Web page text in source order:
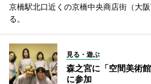
京橋駅北口近くの京橋中央商店街（大
る。
見る・遊ぶ
森之宮に「空間美術
に参加